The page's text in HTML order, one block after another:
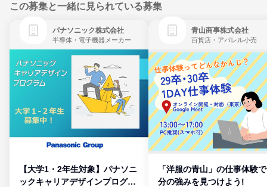
この募集と一緒に見られている募集
パナソニック株式会社
半導体・電子機器メーカー
【大学1・2年生対象】パナソニ
ックキャリアデザインプログラ
青山商事株式会社
百貨店・アパレル小売
「洋服の青山」の仕事体験
分の強みを見つけよう!